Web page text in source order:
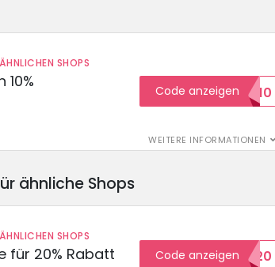
SHOPS
WEITERE INFORMATIONEN
Code anzeigenHELLO10
ähnliche Shops
SHOPS
für 20% Rabatt Code anzeigen
WELCOME20